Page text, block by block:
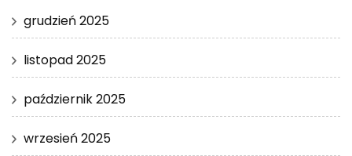
grudzień 2025
listopad 2025
październik 2025
wrzesień 2025